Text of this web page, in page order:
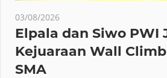
03/08/2026
Elpala dan Siwo PWI
Kejuaraan Wall
SMA